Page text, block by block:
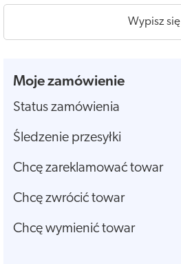
Wypisz się
Moje zamówienie
Status zamówienia
Śledzenie przesyłki
Chcę zareklamować towar
Chcę zwrócić towar
Chcę wymienić towar